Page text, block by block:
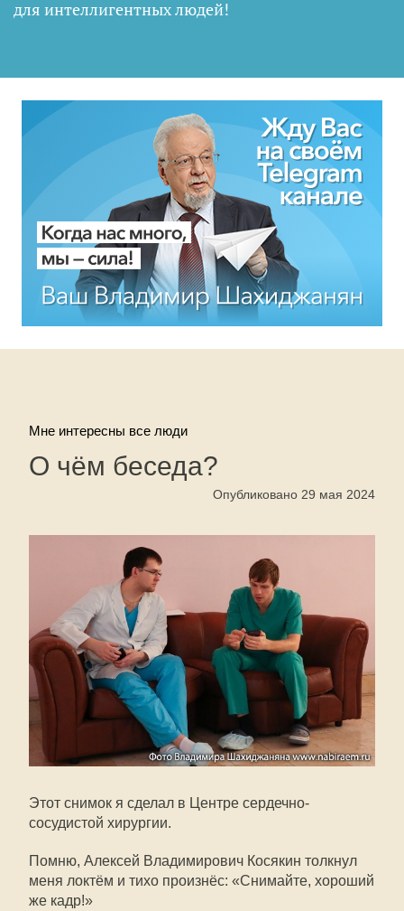
для интеллигентных людей!
Мне интересны все люди
О чём беседа?
Опубликовано 29 мая 2024
Этот снимок я сделал в Центре сердечно-
сосудистой хирургии.
Помню, Алексей Владимирович Косякин толкнул
меня локтём и тихо произнёс: «Снимайте, хороший
же кадр!»